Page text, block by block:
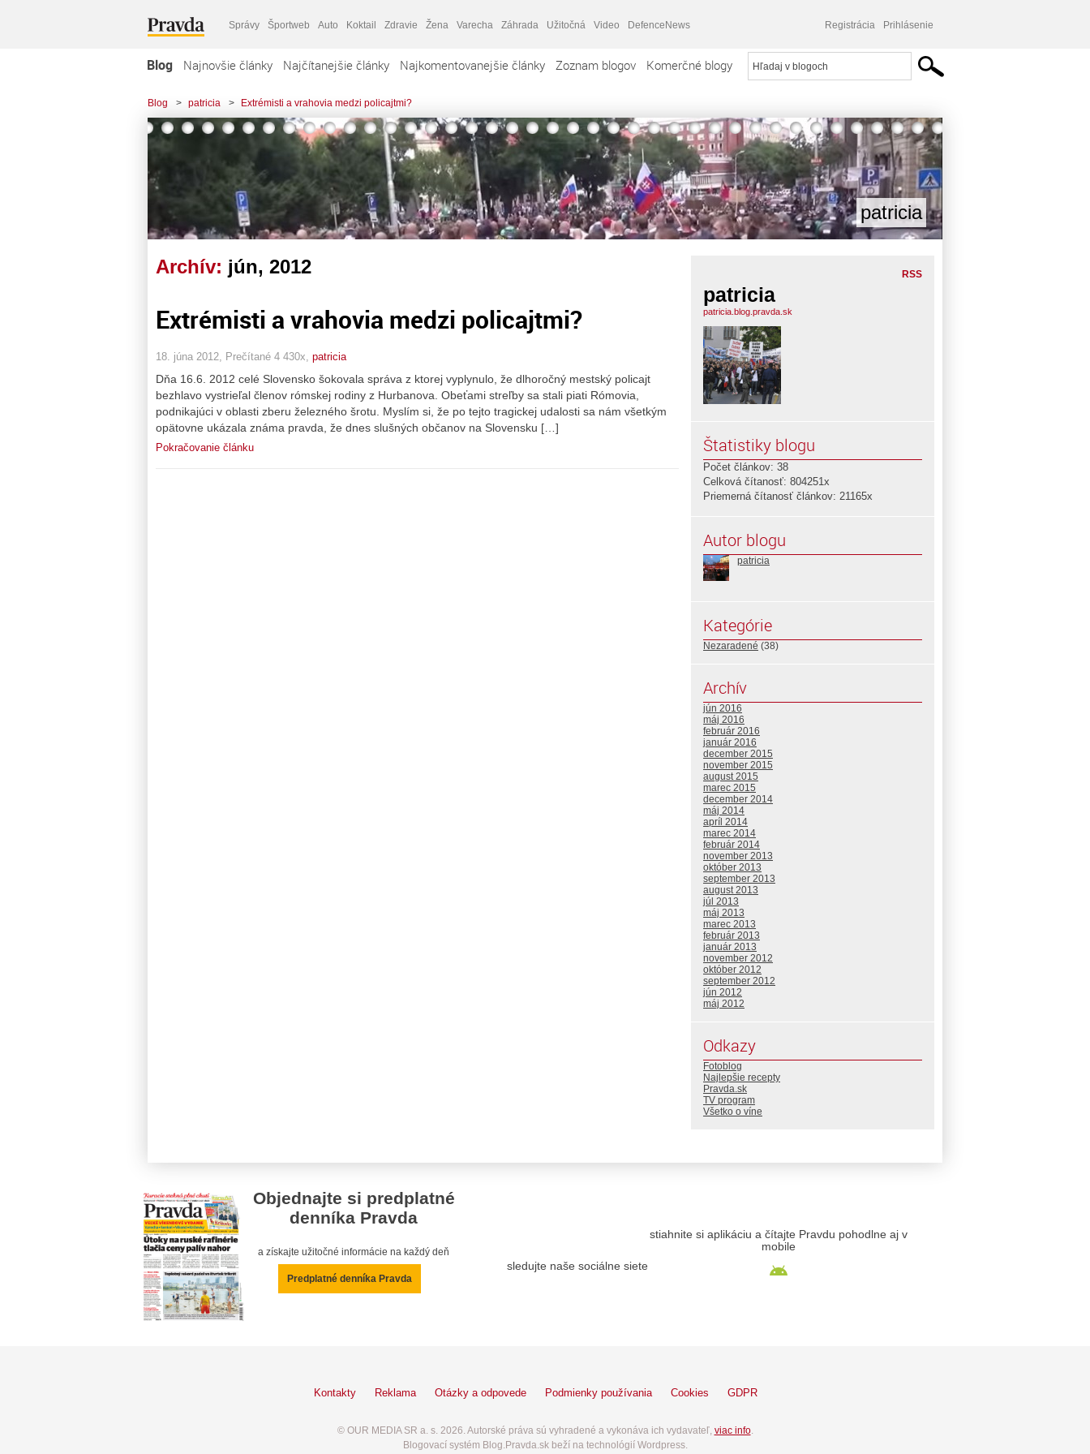
Správy Športweb Auto Koktail Zdravie Žena Varecha Záhrada Užitočná Video DefenceNews Registrácia Prihlásenie
Blog Najnovšie články Najčítanejšie články Najkomentovanejšie články Zoznam blogov Komerčné blogy
Blog > patricia > Extrémisti a vrahovia medzi policajtmi?
patricia
Archív: jún, 2012
Extrémisti a vrahovia medzi policajtmi?
18. júna 2012, Prečítané 4 430x, patricia
Dňa 16.6. 2012 celé Slovensko šokovala správa z ktorej vyplynulo, že dlhoročný mestský policajt
bezhlavo vystrieľal členov rómskej rodiny z Hurbanova. Obeťami streľby sa stali piati Rómovia,
podnikajúci v oblasti zberu železného šrotu. Myslím si, že po tejto tragickej udalosti sa nám všetkým
opätovne ukázala známa pravda, že dnes slušných občanov na Slovensku […]
Pokračovanie článku
RSS
patricia
patricia.blog.pravda.sk
Štatistiky blogu
Počet článkov: 38
Celková čítanosť: 804251x
Priemerná čítanosť článkov: 21165x
Autor blogu
patricia
Kategórie
Nezaradené (38)
Archív
jún 2016
máj 2016
február 2016
január 2016
december 2015
november 2015
august 2015
marec 2015
december 2014
máj 2014
apríl 2014
marec 2014
február 2014
november 2013
október 2013
september 2013
august 2013
júl 2013
máj 2013
marec 2013
február 2013
január 2013
november 2012
október 2012
september 2012
jún 2012
máj 2012
Odkazy
Fotoblog
Najlepšie recepty
Pravda.sk
TV program
Všetko o víne
Objednajte si predplatné
denníka Pravda
a získajte užitočné informácie na každý deň
Predplatné denníka Pravda
sledujte naše sociálne siete
stiahnite si aplikáciu a čítajte Pravdu pohodlne aj v
mobile
Kontakty Reklama Otázky a odpovede Podmienky používania Cookies GDPR
© OUR MEDIA SR a. s. 2026. Autorské práva sú vyhradené a vykonáva ich vydavateľ, viac info.
Blogovací systém Blog.Pravda.sk beží na technológií Wordpress.